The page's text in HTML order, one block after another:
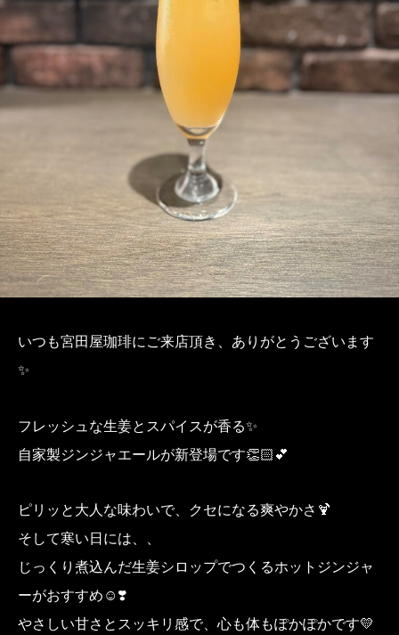
いつも宮田屋珈琲にご来店頂き、ありがとうございます
✨
フレッシュな生姜とスパイスが香る✨
自家製ジンジャエールが新登場です👏🏻💕
ピリッと大人な味わいで、クセになる爽やかさ🍹
そして寒い日には、、
じっくり煮込んだ生姜シロップでつくるホットジンジャ
ーがおすすめ☺️❣️
やさしい甘さとスッキリ感で、心も体もぽかぽかです💛